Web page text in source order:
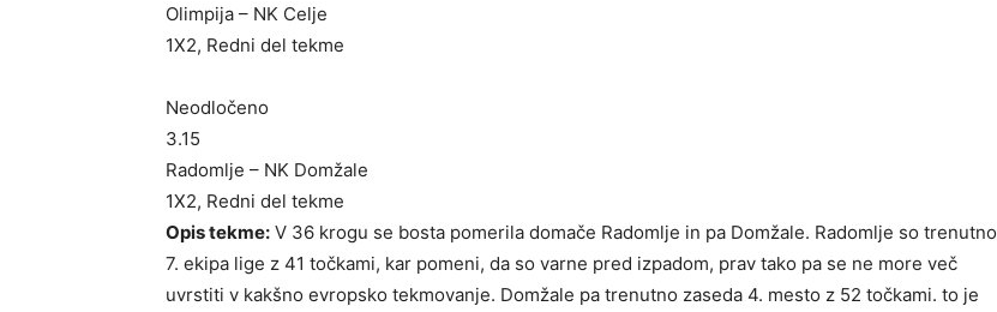
Olimpija – NK Celje
1X2, Redni del tekme
Neodločeno
3.15
Radomlje – NK Domžale
1X2, Redni del tekme
Opis tekme: V 36 krogu se bosta pomerila domače Radomlje in pa Domžale. Radomlje so trenutno
7. ekipa lige z 41 točkami, kar pomeni, da so varne pred izpadom, prav tako pa se ne more več
uvrstiti v kakšno evropsko tekmovanje. Domžale pa trenutno zaseda 4. mesto z 52 točkami. to je